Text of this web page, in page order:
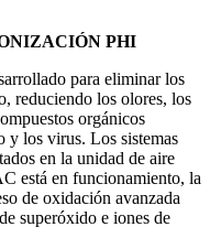
PHI
para eliminar los
reduciendo los olores, los
orgánicos
y los virus. Los sistemas
en la unidad de aire
está en funcionamiento, la
de oxidación avanzada
superóxido e iones de